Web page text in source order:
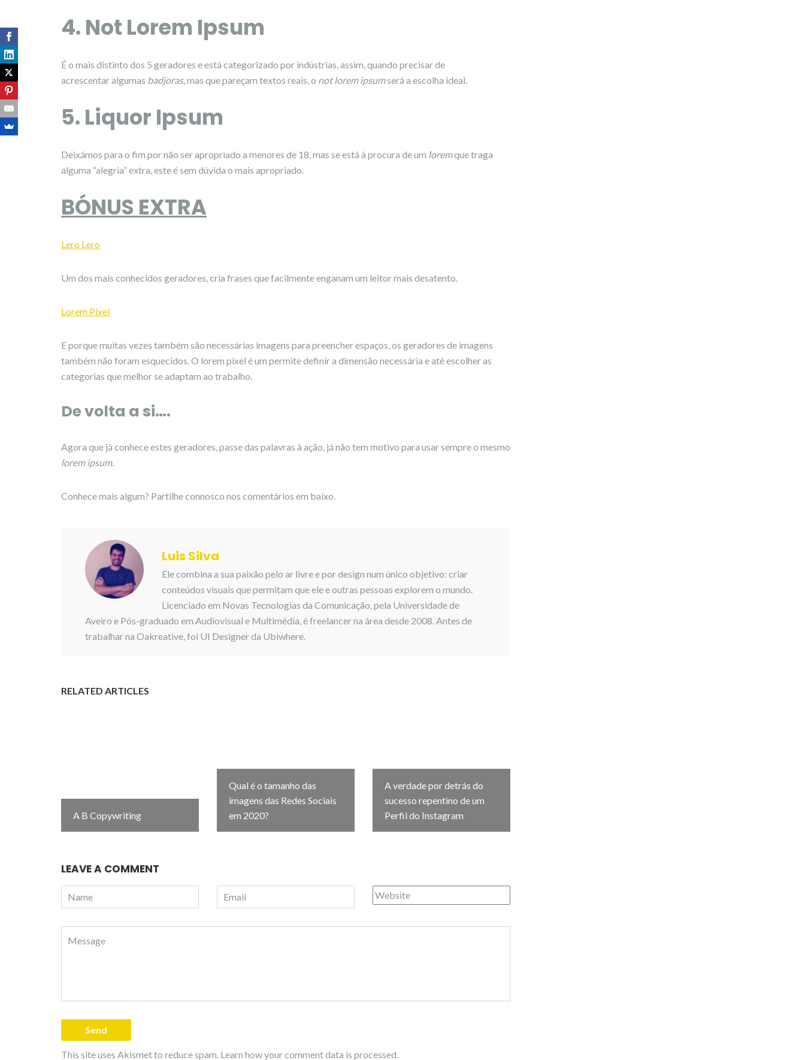
4. Not Lorem Ipsum
É o mais distinto dos 5 geradores e está categorizado por indústrias, assim, quando precisar de
acrescentar algumas badjoras,mas que pareçam textos reais, o not lorem ipsumserá a escolha ideal.
5. Liquor Ipsum
Deixámos para o fim por não ser apropriado a menores de 18, mas se está à procura de um loremque traga
alguma “alegria” extra, este é sem dúvida o mais apropriado.
BÓNUS EXTRA
Lero Lero
Um dos mais conhecidos geradores, cria frases que facilmente enganam um leitor mais desatento.
Lorem Pixel
E porque muitas vezes também são necessárias imagens para preencher espaços, os geradores de imagens
também não foram esquecidos. O lorem pixel é um permite definir a dimensão necessária e até escolher as
categorias que melhor se adaptam ao trabalho.
De volta a si….
Agora que já conhece estes geradores, passe das palavras à ação, já não tem motivo para usar sempre o mesmo
lorem ipsum.
Conhece mais algum? Partilhe connosco nos comentários em baixo.
Luis Silva
Ele combina a sua paixão pelo ar livre e por design num único objetivo: criar
conteúdos visuais que permitam que ele e outras pessoas explorem o mundo.
Licenciado em Novas Tecnologias da Comunicação, pela Universidade de
Aveiro e Pós-graduado em Audiovisual e Multimédia, é freelancer na área desde 2008. Antes de
trabalhar na Oakreative, foi UI Designer da Ubiwhere.
RELATED ARTICLES
A B Copywriting
Qual é o tamanho das
imagens das Redes Sociais
em 2020?
A verdade por detrás do
sucesso repentino de um
Perfil do Instagram
LEAVE A COMMENT
This site uses Akismet to reduce spam. Learn how your comment data is processed.